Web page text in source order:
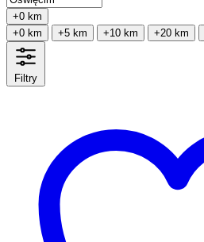
+0 km
+0 km
+5 km +10 km +20 km
Filtry